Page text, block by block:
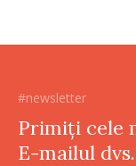
#newsletter
Primiți cele
E-mailul dvs.